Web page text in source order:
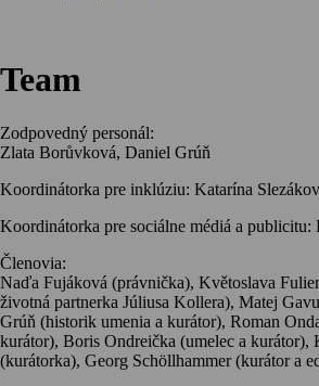
Team
Zodpovedný personál:
Zlata Borůvková, Daniel Grúň
Koordinátorka pre inklúziu: Katarína
Koordinátorka pre sociálne médiá a publicitu:
Členovia:
Naďa Fujáková (právnička), Květoslava
životná partnerka Júliusa Kollera), Matej
Grúň (historik umenia a kurátor), Roman
kurátor), Boris Ondreička (umelec a kurátor),
(kurátorka), Georg Schöllhammer (kurátor a